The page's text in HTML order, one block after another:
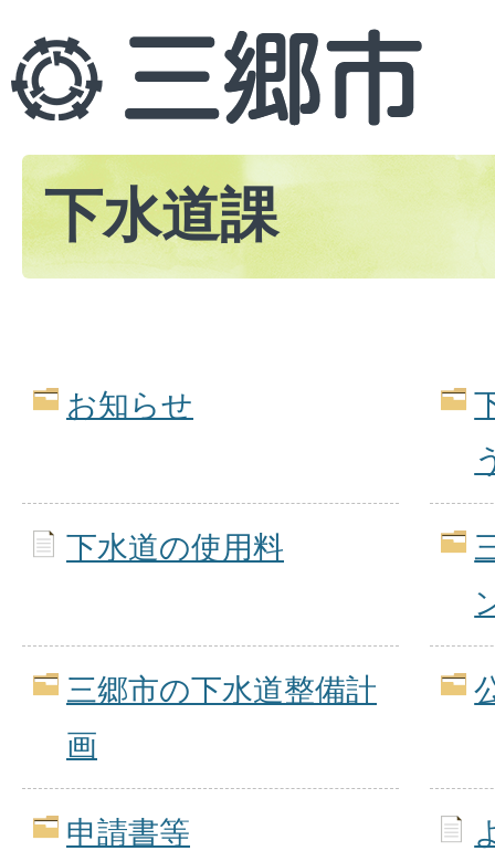
下水道課
お知らせ
下水道の使用料
三郷市の下水道整備計
画
申請書等